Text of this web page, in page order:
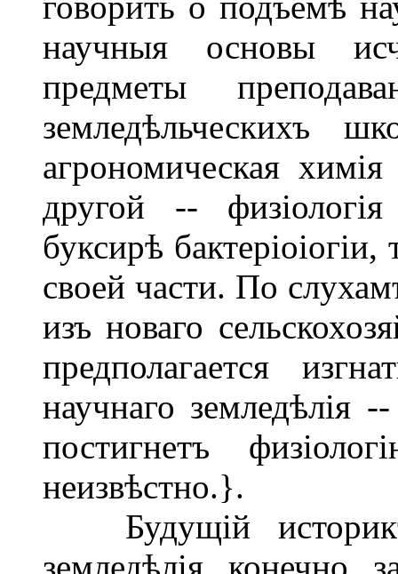
научныя основы
предметы
земледѣльческихъ
агрономическая
другой --
буксирѣ
своей части. По
изъ новаго
предполагается
научнаго земледѣлія
постигнетъ
неизвѣстно.}.
Будущій
земледѣлія, конечно,